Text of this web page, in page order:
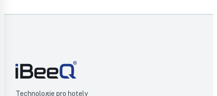
Technologie pro hotely